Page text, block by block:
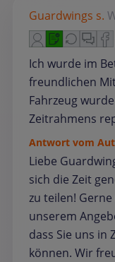
Guardwings s.
Ich wurde im
freundlichen
Fahrzeug
Zeitrahmens
Antwort vom
Liebe
sich die Zeit
zu teilen!
unserem
dass Sie uns
können. Wir